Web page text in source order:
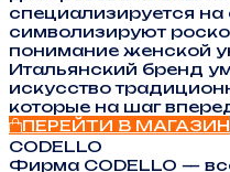
специализируется
символизируют
понимание женской
Итальянский бренд
искусство
которые на шаг
ПЕРЕЙТИ В МАГАЗИН
CODELLO
Фирма CODELLO —